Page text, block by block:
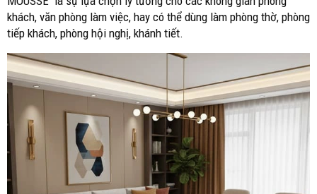
khách, văn phòng làm việc, hay có thể dùng làm phòng thờ, phòng
tiếp khách, phòng hội nghị, khánh tiết.